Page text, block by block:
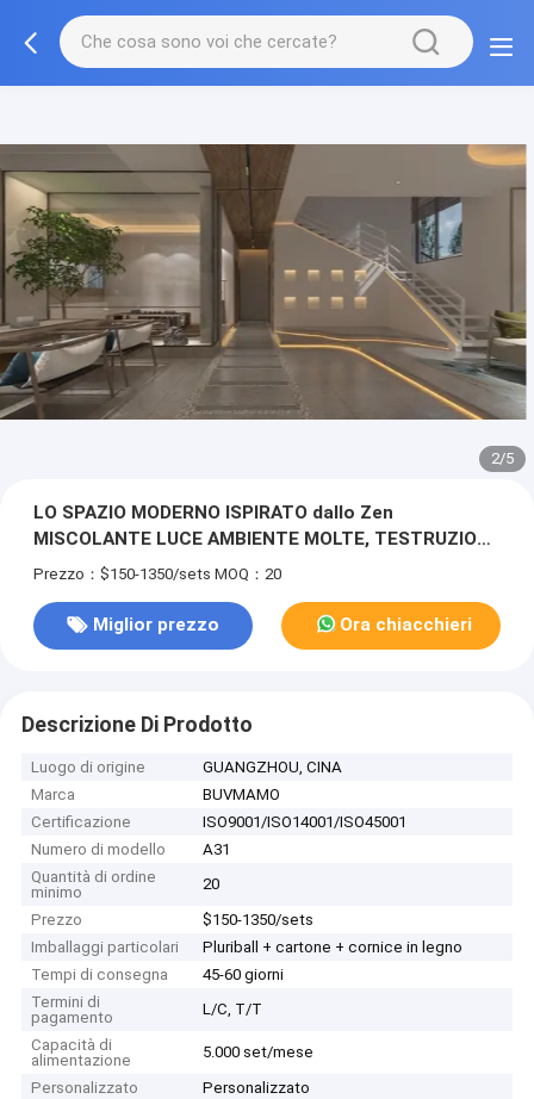
3/5
LO SPAZIO MODERNO ISPIRATO dallo Zen
MISCOLANTE LUCE AMBIENTE MOLTE, TESTRUZIONI
DI LEGNO NATURALE E PISCINI DI PIETRA FLUOVANTI.
Prezzo：$150-1350/sets MOQ：20
Miglior prezzo Ora chiacchieri
Descrizione Di Prodotto
Luogo di origine
GUANGZHOU, CINA
Marca
BUVMAMO
Certificazione
ISO9001/ISO14001/ISO45001
Numero di modello
A31
Quantità di ordine
minimo
20
Prezzo
$150-1350/sets
Imballaggi particolari
Pluriball + cartone + cornice in legno
Tempi di consegna
45-60 giorni
Termini di
pagamento
L/C, T/T
Capacità di
alimentazione
5.000 set/mese
Personalizzato
Personalizzato